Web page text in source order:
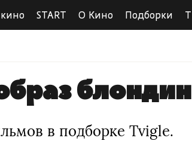
кино START О Кино Подборки
в подборке Tvigle.